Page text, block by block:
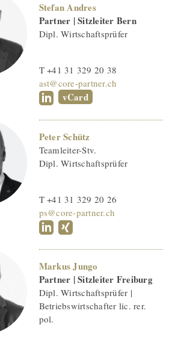
Stefan Andres
Partner | Sitzleiter Bern
Dipl. Wirtschaftsprüfer
T +41 31 329 20 38
ast@core-partner.ch
vCard
Peter Schütz
Teamleiter-Stv.
Dipl. Wirtschaftsprüfer
T +41 31 329 20 26
ps@core-partner.ch
Markus Jungo
Partner | Sitzleiter Freiburg
Dipl. Wirtschaftsprüfer |
Betriebswirtschafter lic. rer.
pol.